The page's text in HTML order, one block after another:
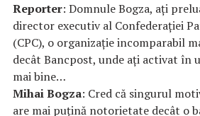
Reporter: Domnule Bogza, ați
director executiv al Confederației
(CPC), o organizație incomparabil
decât Bancpost, unde ați activat în
mai bine…
Mihai Bogza: Cred că singurul
are mai puțină notorietate decât o